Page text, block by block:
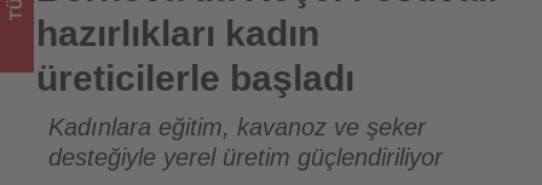
turizmde
olup
bitenleri
takip
başladı
hazırlıkları kadın
üreticilerle başladı
Kadınlara eğitim, kavanoz ve şeker
desteğiyle yerel üretim güçlendiriliyor